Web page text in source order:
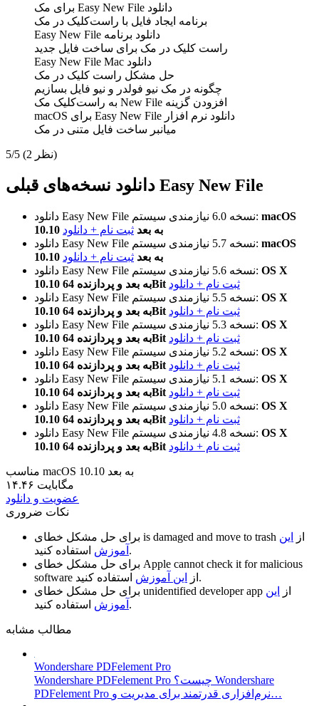
دانلود Easy New File برای مک
برنامه ایجاد فایل با راست‌کلیک در مک
دانلود برنامه Easy New File
راست کلیک در مک برای ساخت فایل جدید
دانلود Easy New File Mac
حل مشکل راست کلیک در مک
چگونه در مک نیو فولدر و نیو فایل بسازیم
افزودن گزینه‌ New File به راست‌کلیک مک
دانلود نرم افزار Easy New File برای macOS
میانبر ساخت فایل متنی در مک
5/5 (2 نظر)
دانلود نسخه‌های قبلی Easy New File
دانلود Easy New File نسخه 6.0نیازمندی سیستم: macOS
10.10 به بعد ثبت نام + دانلود
دانلود Easy New File
نسخه 5.7نیازمندی سیستم: macOS
10.10 به بعد ثبت نام + دانلود
دانلود Easy New File
نسخه 5.6نیازمندی سیستم: OS X
10.10 به بعد و پردازنده 64Bit ثبت نام + دانلود
دانلود Easy New File
نسخه 5.5نیازمندی سیستم: OS X
10.10 به بعد و پردازنده 64Bit ثبت نام + دانلود
دانلود Easy New File
نسخه 5.3نیازمندی سیستم: OS X
10.10 به بعد و پردازنده 64Bit ثبت نام + دانلود
دانلود Easy New File
نسخه 5.2نیازمندی سیستم: OS X
10.10 به بعد و پردازنده 64Bit ثبت نام + دانلود
دانلود Easy New File
نسخه 5.1نیازمندی سیستم: OS X
10.10 به بعد و پردازنده 64Bit ثبت نام + دانلود
دانلود Easy New File
نسخه 5.0نیازمندی سیستم: OS X
10.10 به بعد و پردازنده 64Bit ثبت نام + دانلود
دانلود Easy New File
نسخه 4.8نیازمندی سیستم: OS X
10.10 به بعد و پردازنده 64Bit ثبت نام + دانلود
مناسب macOS 10.10 به بعد
۱۴.۴۶ مگابایت
عضویت و دانلود
نکات ضروری
is damaged and move to trash از
این
آموزش استفاده کنید.
Apple cannot check it for malicious
software
از این آموزش
استفاده کنید.
unidentified developer app از
این
آموزش استفاده کنید.
مطالب مشابه
Wondershare PDFelement Pro
Wondershare PDFelement Pro چیست؟ Wondershare
PDFelement Pro نرم‌افزاری قدرتمند برای مدیریت و…